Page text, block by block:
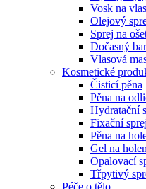
Vosk na
Olejový
Sprej na
Dočasný
Vlasová
Kosmetické
Čisticí pěna
Pěna na
Hydratační
Fixační sprej
Pěna na
Gel na
Opalovací
Třpytivý
Péče o tělo